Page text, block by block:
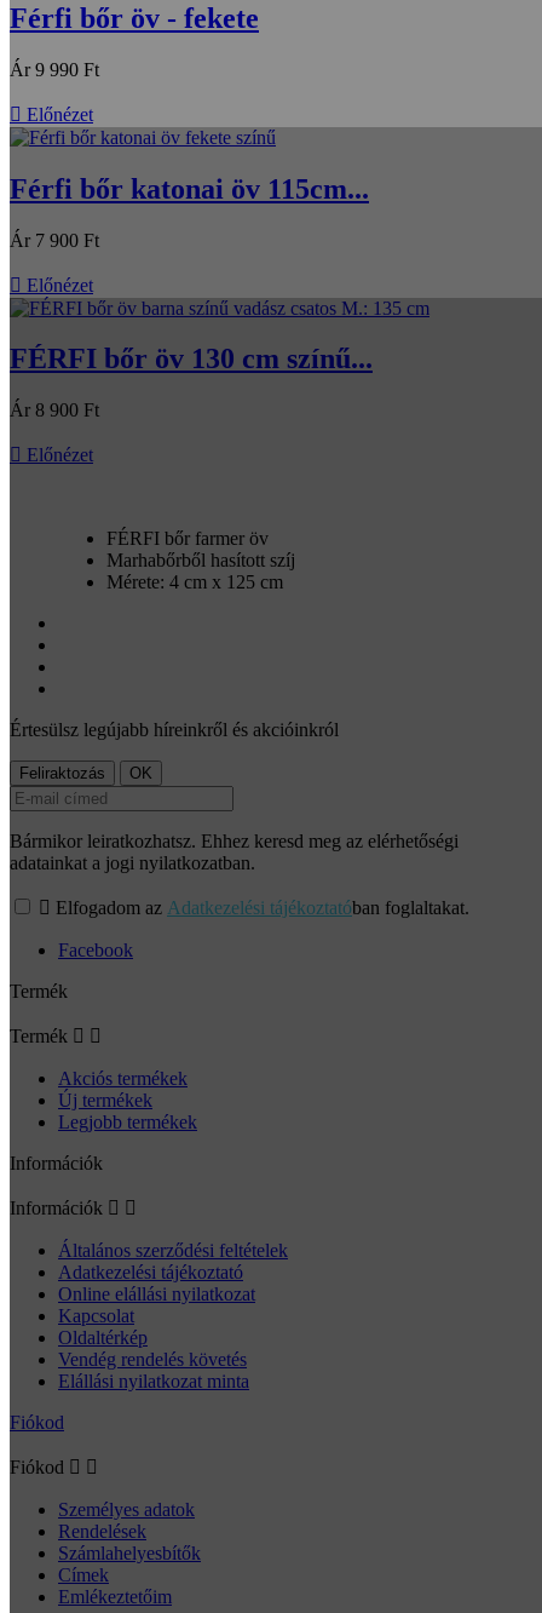
Férfi bőr öv - fekete
Ár 9 990 Ft
 Előnézet
Férfi bőr katonai öv 115cm...
Ár 7 900 Ft
 Előnézet
FÉRFI bőr öv 130 cm színű...
Ár 8 900 Ft
 Előnézet
FÉRFI bőr farmer öv
Marhabőrből hasított szíj
Mérete: 4 cm x 125 cm
Értesülsz legújabb híreinkről és akcióinkról
Bármikor leiratkozhatsz. Ehhez keresd meg az elérhetőségi
adatainkat a jogi nyilatkozatban.
 Elfogadom az Adatkezelési tájékoztatóban foglaltakat.
Facebook
Termék
Termék  
Akciós termékek
Új termékek
Legjobb termékek
Információk
Információk  
Általános szerződési feltételek
Adatkezelési tájékoztató
Online elállási nyilatkozat
Kapcsolat
Oldaltérkép
Vendég rendelés követés
Elállási nyilatkozat minta
Fiókod
Fiókod  
Személyes adatok
Rendelések
Számlahelyesbítők
Címek
Emlékeztetőim